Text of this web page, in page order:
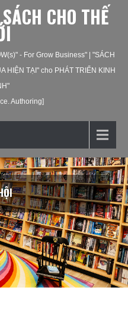
CHO THẾ
- For Grow Business" | "SÁCH
HIỆN TẠI" cho PHÁT TRIỂN KINH
Authoring]
GIA